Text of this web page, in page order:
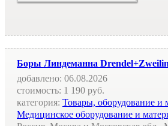
Боры Линдеманна
добавлено: 06.08.2026
стоимость: 1 190 руб.
категория: Товары, оборудование и
Медицинское оборудование и